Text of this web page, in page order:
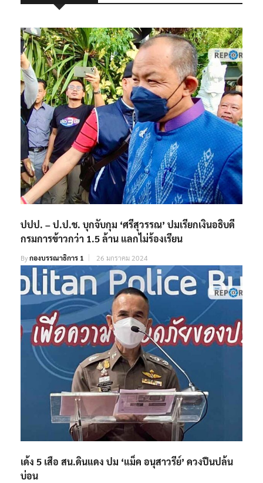
ปปป. – ป.ป.ช. บุกจับกุม ‘ศรีสุวรรณ’ ปมเรียกเงินอธิบดี
กรมการข้าวกว่า 1.5 ล้าน แลกไม่ร้องเรียน
Byกองบรรณาธิการ 1 26 มกราคม 2024
เด้ง 5 เสือ สน.ดินแดง ปม ‘แม็ค อนุสาวรีย์’ ควงปืนปล้น
บ่อน